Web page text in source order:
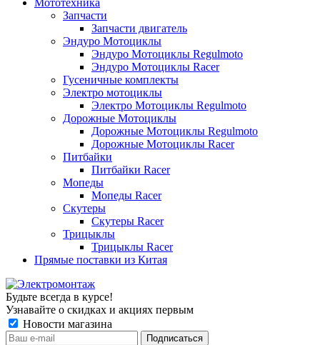
Мототехника
Запчасти
Запчасти двигатель
Эндуро Мотоциклы
Эндуро Мотоциклы Regulmoto
Эндуро Мотоциклы Racer
Гусеничные комплекты
Электро мотоциклы
Электро Мотоциклы Regulmoto
Дорожные Мотоциклы
Дорожные Мотоциклы Regulmoto
Дорожные Мотоциклы Racer
Питбайки
Питбайки Racer
Мопеды
Мопеды Racer
Скутеры
Скутеры Racer
Трицыклы
Трицыклы Racer
Прямые поставки из Китая
Будьте всегда в курсе!
Узнавайте о скидках и акциях первым
Новости магазина